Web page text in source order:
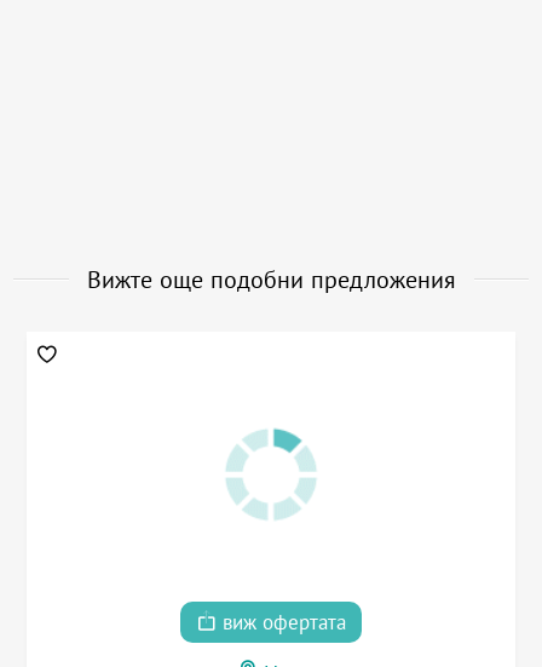
Вижте още подобни предложения
виж офертата